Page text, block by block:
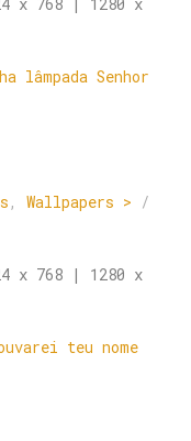
, Wallpapers > /
x 768 | 1280 x